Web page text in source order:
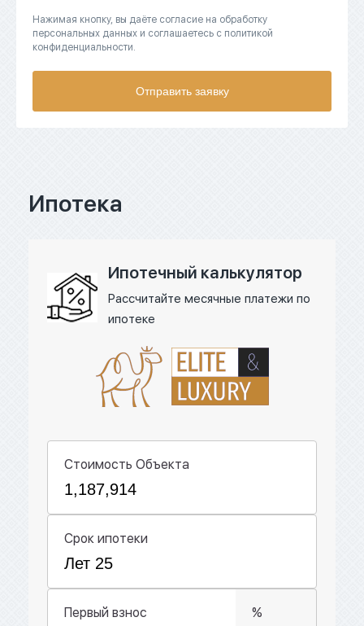
Нажимая кнопку, вы даёте согласие на обработку
персональных данных и соглашаетесь с политикой
конфиденциальности.
Отправить заявку
Ипотека
Ипотечный калькулятор
Рассчитайте месячные платежи по
ипотеке
Стоимость Объекта
Срок ипотеки
Первый взнос
%